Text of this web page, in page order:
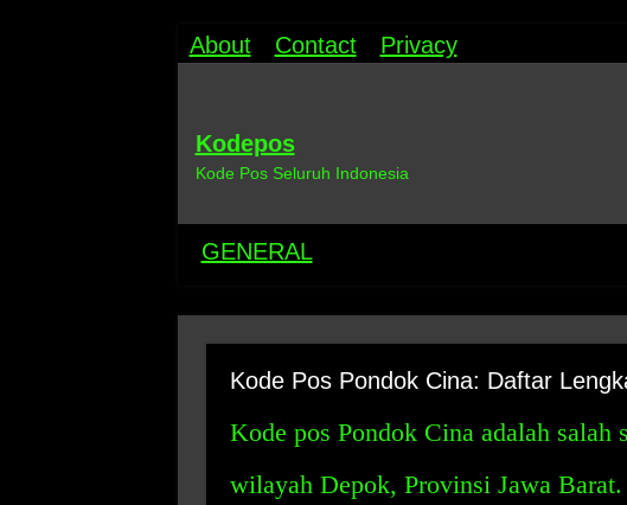
About Contact Privacy
Kodepos
Kode Pos Seluruh Indonesia
GENERAL
Kode Pos Pondok Cina: Daftar
Kode pos Pondok Cina adalah salah
wilayah Depok, Provinsi Jawa